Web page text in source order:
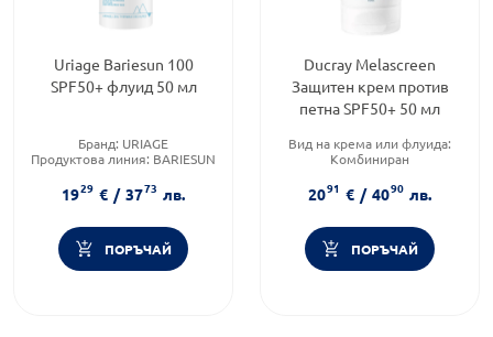
Uriage Bariesun 100
SPF50+ флуид 50 мл
Бранд: URIAGE
Продуктова линия: BARIESUN
1929 € / 3773 лв.
ПОРЪЧАЙ
Ducray Melascreen
Защитен крем против
петна SPF50+ 50 мл
Вид на крема или флуида:
Комбиниран
Функционалност:
Пигментация
2091 € / 4090 лв.
ПОРЪЧАЙ